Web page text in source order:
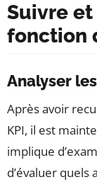
Suivre
fonction
Analyser
Après avoir
KPI, il est
implique
d’évaluer